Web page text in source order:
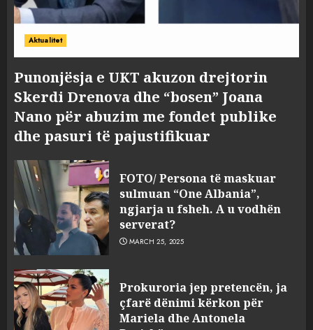
Aktualitet
Punonjësja e UKT akuzon drejtorin
Skerdi Drenova dhe “bosen” Joana
Nano për abuzim me fondet publike
dhe pasuri të pajustifikuar
FOTO/ Persona të maskuar
sulmuan “One Albania”,
ngjarja u fsheh. A u vodhën
serverat?
MARCH 25, 2025
Prokuroria jep pretencën, ja
çfarë dënimi kërkon për
Mariela dhe Antonela